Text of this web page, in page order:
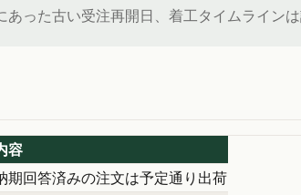
った古い受注再開日、着工タイムライン
容
期回答済みの注文は予定通り出荷